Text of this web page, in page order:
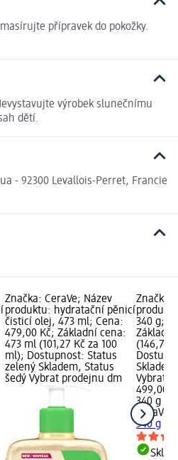
přípravek do pokožky.
výrobek slunečnímu
dětí.
- 92300 Levallois-Perret, Francie
Značka: CeraVe; Název
produktu: hydratační pěnicí
čisticí olej, 473 ml; Cena:
479,00 Kč; Základní cena:
473 ml (101,27 Kč za 100
ml); Dostupnost: Status
zelený Skladem, Status
šedý Vybrat prodejnu dm
Značka:
340 g;
Základní
(146,76
Vybrat
499,00
340 g
CeraVe
340 g